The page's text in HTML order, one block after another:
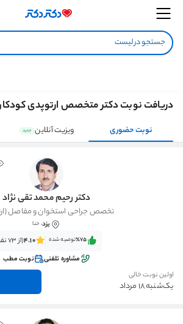
دریافت نوبت دکتر متخصص ارتوپدی
نوبت حضوری ویزیت آنلاین جدید
دکتر رحیم محمد تقی نژاد
تخصص جراحی استخوان و مفاصل
یزد، حنا
٪75‌‌‌توصیه شده 4.10(از 73 نفر)
مشاوره تلفنی
نوبت مطب
اولین نوبت خالی
یک‌شنبه 18 مرداد